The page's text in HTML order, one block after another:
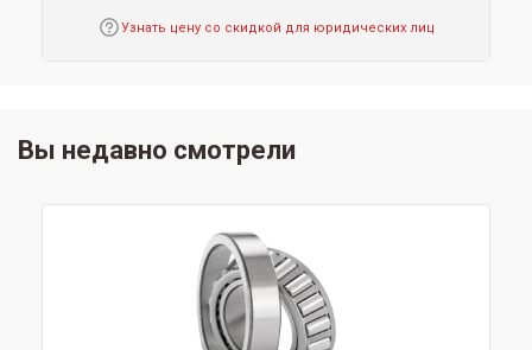
Узнать цену со скидкой для юридических лиц
Вы недавно смотрели